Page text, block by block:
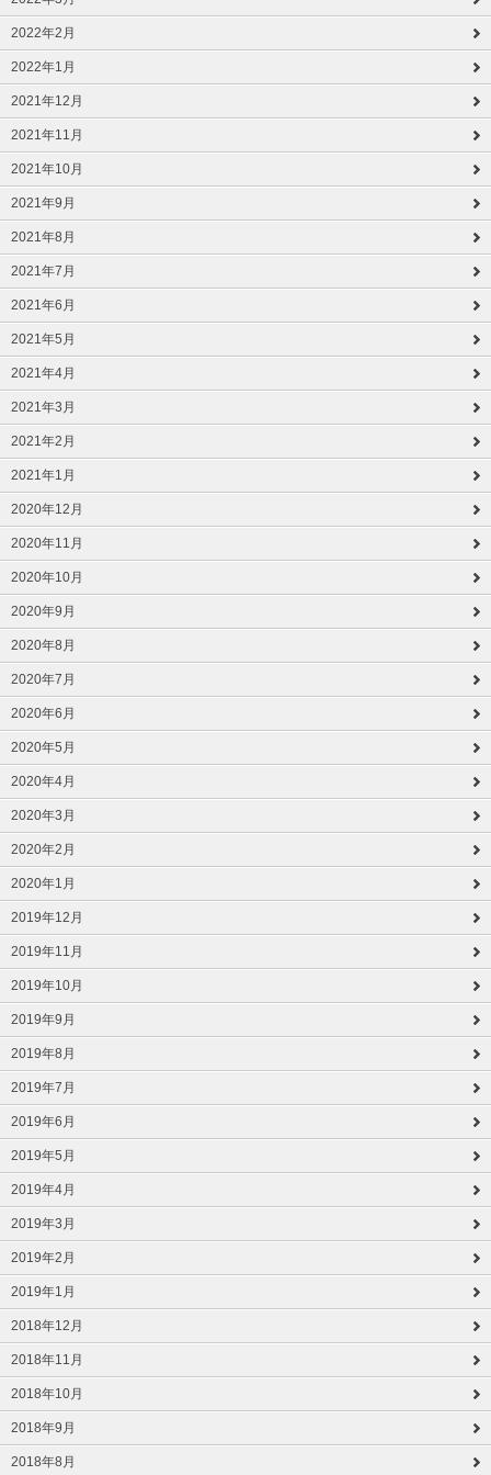
2022年2月
2022年1月
2021年12月
2021年11月
2021年10月
2021年9月
2021年8月
2021年7月
2021年6月
2021年5月
2021年4月
2021年3月
2021年2月
2021年1月
2020年12月
2020年11月
2020年10月
2020年9月
2020年8月
2020年7月
2020年6月
2020年5月
2020年4月
2020年3月
2020年2月
2020年1月
2019年12月
2019年11月
2019年10月
2019年9月
2019年8月
2019年7月
2019年6月
2019年5月
2019年4月
2019年3月
2019年2月
2019年1月
2018年12月
2018年11月
2018年10月
2018年9月
2018年8月